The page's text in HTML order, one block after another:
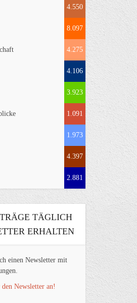
4.550
8.097
4.275
4.106
3.923
1.091
1.973
4.397
2.881
TÄGLICH
ERHALTEN
einen Newsletter mit
Newsletter an!